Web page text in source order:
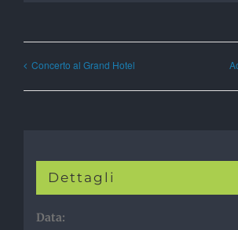
Concerto al Grand Hotel
Dettagli
Data: